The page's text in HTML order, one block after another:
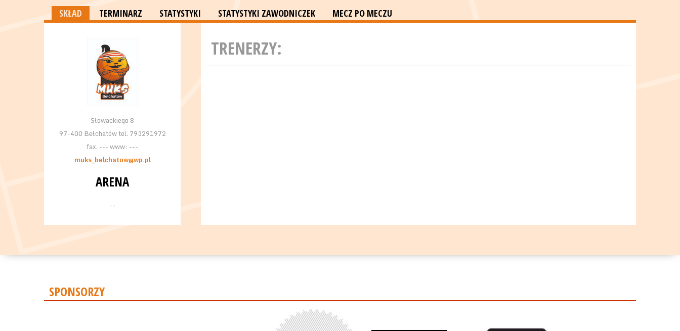
SKŁAD TERMINARZ STATYSTYKI STATYSTYKI ZAWODNICZEK MECZ PO MECZU
Słowackiego 8
97-400 Bełchatów tel. 793291972
fax. --- www: ---
muks_belchatow@wp.pl
ARENA
, ,
TRENERZY:
SPONSORZY